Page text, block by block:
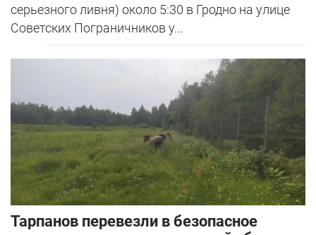
серьезного ливня) около 5:30 в Гродно на улице
Советских Пограничников у...
Тарпанов перевезли в безопасное